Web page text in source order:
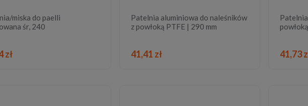
miska do paelli
śr, 240
zł
Patelnia aluminiowa do naleśników
z powłoką PTFE | 290 mm
41,41 zł 41,73